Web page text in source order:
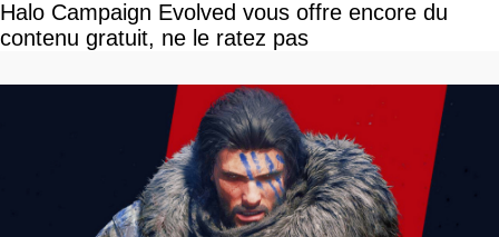
Halo Campaign Evolved vous offre encore du
contenu gratuit, ne le ratez pas